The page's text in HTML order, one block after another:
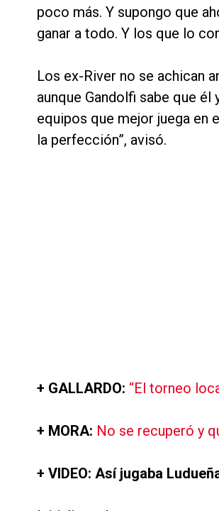
poco más. Y supongo que
ganar a todo. Y los que lo
Los ex-River no se achican
aunque Gandolfi sabe que
equipos que mejor juega en
la perfección”, avisó.
+ GALLARDO: “El torneo
+ MORA: No se recuperó y
+ VIDEO: Así jugaba